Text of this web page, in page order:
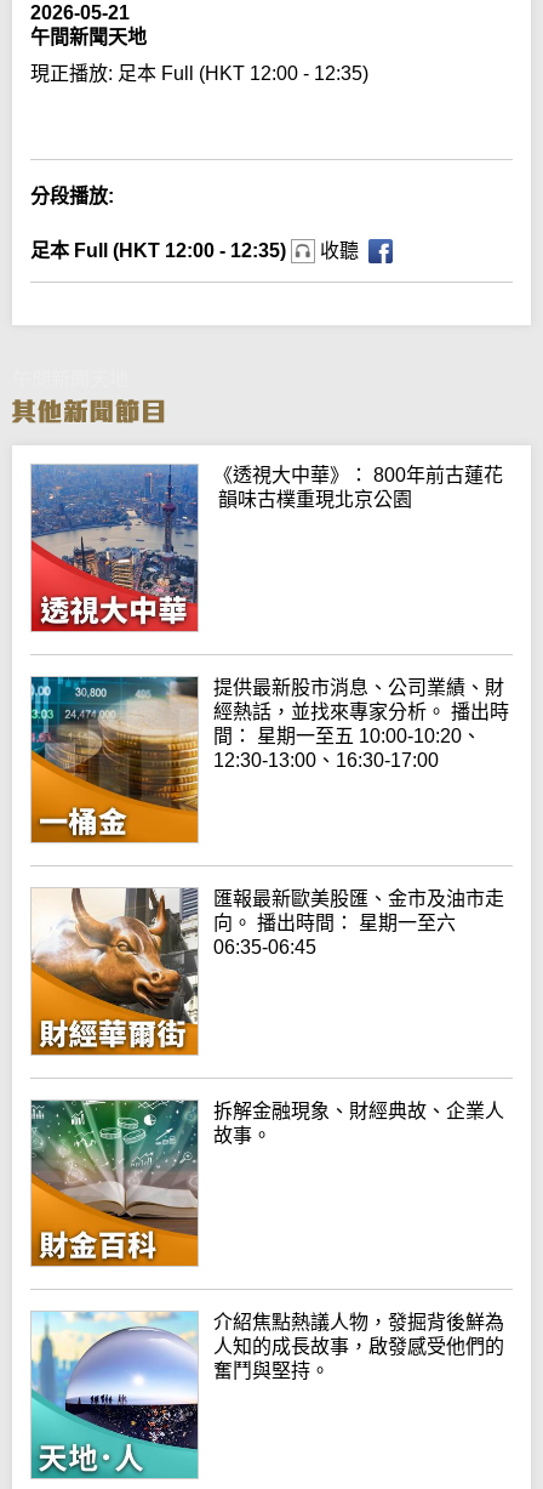
2026-05-21
午間新聞天地
現正播放: 足本 Full (HKT 12:00 - 12:35)
分段播放:
足本 Full (HKT 12:00 - 12:35) 收聽
《透視大中華》： 800年前古蓮花
韻味古樸重現北京公園
提供最新股市消息、公司業績、財
經熱話，並找來專家分析。 播出時
間： 星期一至五 10:00-10:20、
12:30-13:00、16:30-17:00
匯報最新歐美股匯、金市及油市走
向。 播出時間： 星期一至六
06:35-06:45
拆解金融現象、財經典故、企業人
故事。
介紹焦點熱議人物，發掘背後鮮為
人知的成長故事，啟發感受他們的
奮鬥與堅持。